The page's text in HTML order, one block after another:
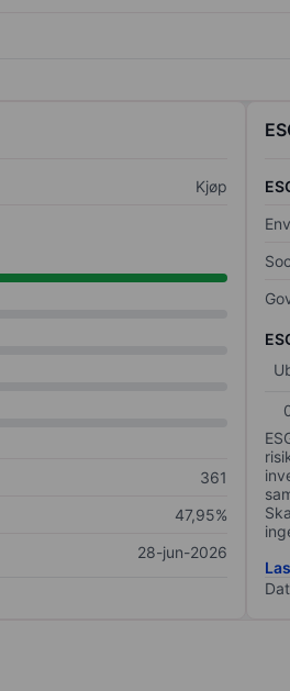
Kjøp
361
47,95%
28-jun-2026